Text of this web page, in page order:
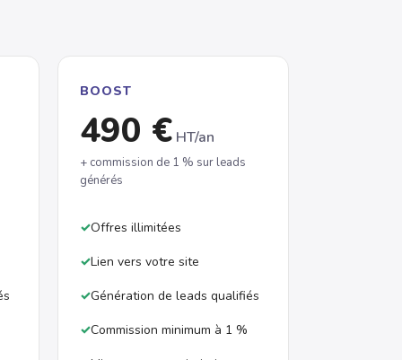
BOOST
490 € HT/an
+ commission de 1 % sur leads
générés
Offres illimitées
Lien vers votre site
Génération de leads qualifiés
Commission minimum à 1 %